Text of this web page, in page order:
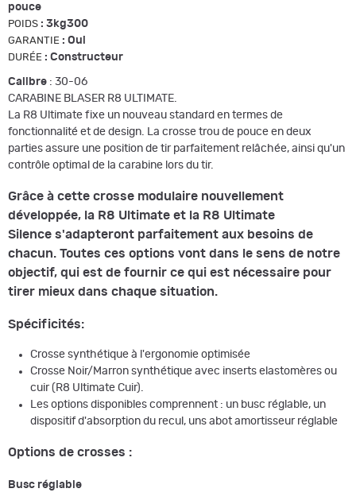
pouce
POIDS : 3kg300
GARANTIE : Oui
DURÉE : Constructeur
Calibre : 30-06
CARABINE BLASER R8 ULTIMATE.
La R8 Ultimate fixe un nouveau standard en termes de
fonctionnalité et de design. La crosse trou de pouce en deux
parties assure une position de tir parfaitement relâchée, ainsi qu'un
contrôle optimal de la carabine lors du tir.
Grâce à cette crosse modulaire nouvellement
développée, la R8 Ultimate et la R8 Ultimate
Silence s'adapteront parfaitement aux besoins de
chacun. Toutes ces options vont dans le sens de notre
objectif, qui est de fournir ce qui est nécessaire pour
tirer mieux dans chaque situation.
Spécificités:
Crosse synthétique à l'ergonomie optimisée
Crosse Noir/Marron synthétique avec inserts elastomères ou
cuir (R8 Ultimate Cuir).
Les options disponibles comprennent : un busc réglable, un
dispositif d'absorption du recul, uns abot amortisseur réglable
Options de crosses :
Busc réglable